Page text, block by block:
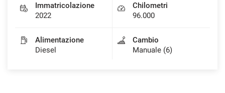
Immatricolazione
2022
Chilometri
96.000
Alimentazione
Diesel
Cambio
Manuale (6)